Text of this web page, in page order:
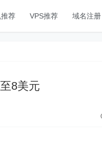
荐 VPS推荐 域名注册
8美元